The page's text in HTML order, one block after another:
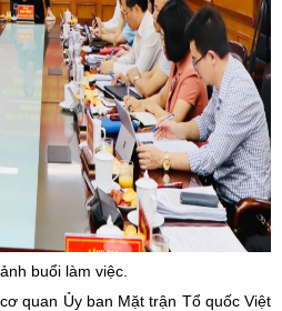
buổi làm việc.
quan Ủy ban Mặt trận Tổ quốc Việt